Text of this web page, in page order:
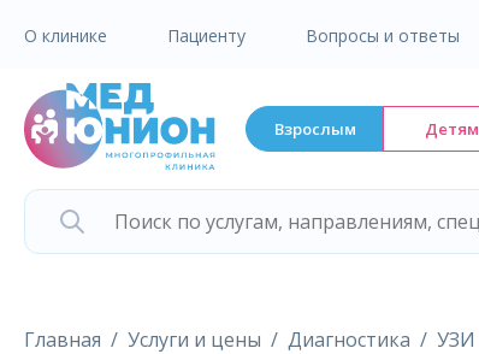
О клинике Пациенту Вопросы и ответы
Взрослым Детям
Главная Услуги и цены Диагностика УЗИ